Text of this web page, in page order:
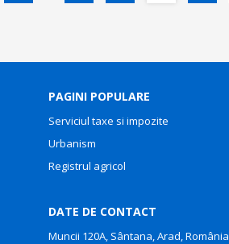
PAGINI POPULARE
Serviciul taxe si impozite
Urbanism
Registrul agricol
DATE DE CONTACT
Muncii 120A, Sântana, Arad, România